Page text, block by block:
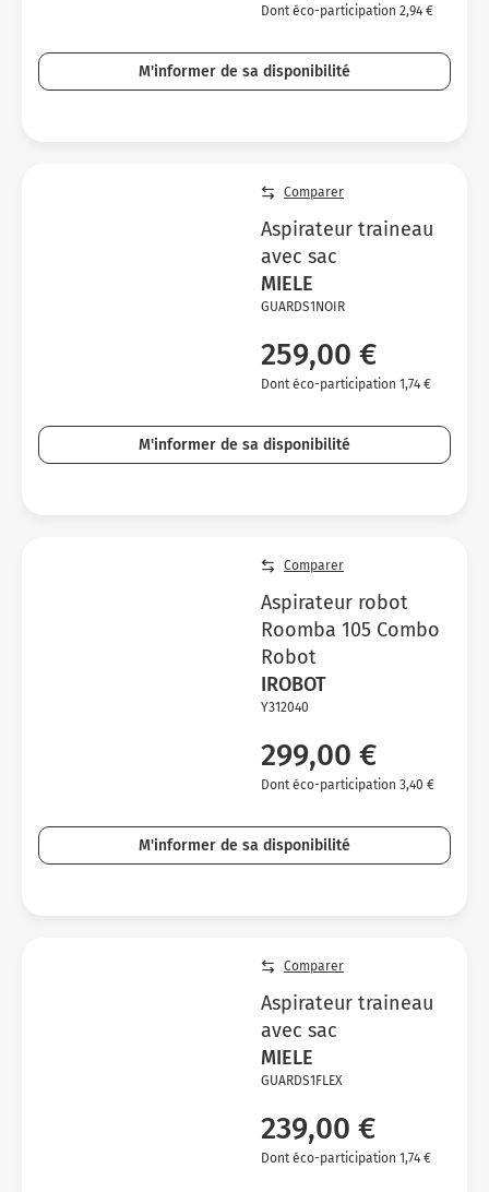
Dont éco-participation 2,94 €
M'informer de sa disponibilité
Comparer
Aspirateur traineau
avec sac
MIELE
GUARDS1NOIR
259,00 €
Dont éco-participation 1,74 €
M'informer de sa disponibilité
Comparer
Aspirateur robot
Roomba 105 Combo
Robot
IROBOT
Y312040
299,00 €
Dont éco-participation 3,40 €
M'informer de sa disponibilité
Comparer
Aspirateur traineau
avec sac
MIELE
GUARDS1FLEX
239,00 €
Dont éco-participation 1,74 €